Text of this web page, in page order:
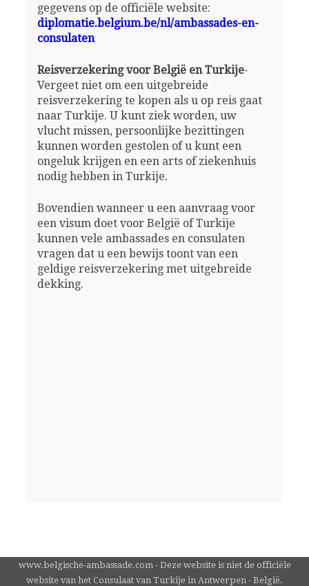
gegevens op de officiële website:
diplomatie.belgium.be/nl/ambassades-en-
consulaten
Reisverzekering voor België en Turkije-
Vergeet niet om een uitgebreide
reisverzekering te kopen als u op reis gaat
naar Turkije. U kunt ziek worden, uw
vlucht missen, persoonlijke bezittingen
kunnen worden gestolen of u kunt een
ongeluk krijgen en een arts of ziekenhuis
nodig hebben in Turkije.
Bovendien wanneer u een aanvraag voor
een visum doet voor België of Turkije
kunnen vele ambassades en consulaten
vragen dat u een bewijs toont van een
geldige reisverzekering met uitgebreide
dekking.
www.belgische-ambassade.com - Deze website is niet de officiële
website van het Consulaat van Turkije in Antwerpen - België.